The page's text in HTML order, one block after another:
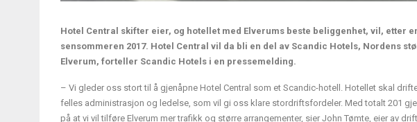
Hotel Central skifter eier, og hotellet med Elverums beste beliggenhet, vil, etter
sensommeren 2017. Hotel Central vil da bli en del av Scandic Hotels, Nordens
Elverum, forteller Scandic Hotels i en pressemelding.
– Vi gleder oss stort til å gjenåpne Hotel Central som et Scandic-hotell. Hotellet skal
felles administrasjon og ledelse, som vil gi oss klare stordriftsfordeler. Med totalt 201
på at vi vil tilføre Elverum mer trafikk og større arrangementer, sier John Tømte, eier av